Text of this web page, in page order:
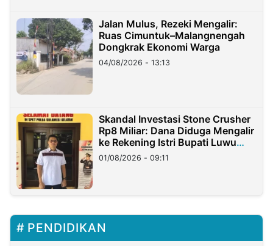
Jalan Mulus, Rezeki Mengalir:
Ruas Cimuntuk–Malangnengah
Dongkrak Ekonomi Warga
04/08/2026 - 13:13
Skandal Investasi Stone Crusher
Rp8 Miliar: Dana Diduga Mengalir
ke Rekening Istri Bupati Luwu
Timur
01/08/2026 - 09:11
PENDIDIKAN